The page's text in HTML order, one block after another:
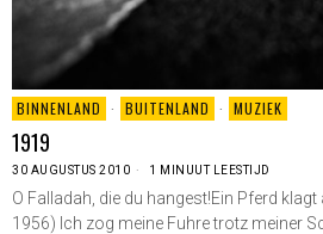
BINNENLAND · BUITENLAND · MUZIEK
1919
30 AUGUSTUS 2010 1 MINUUT LEESTIJD
O Falladah, die du hangest!Ein Pferd
1956) Ich zog meine Fuhre trotz meiner